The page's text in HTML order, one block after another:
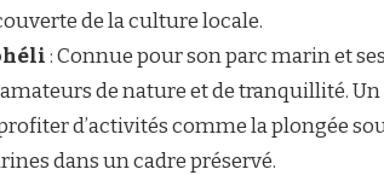
de la culture locale.
: Connue pour son parc marin et
de nature et de tranquillité.
d’activités comme la plongée
dans un cadre préservé.